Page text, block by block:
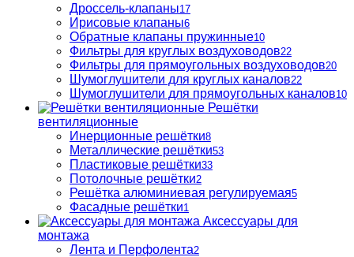
Дроссель-клапаны17
Ирисовые клапаны6
Обратные клапаны пружинные10
Фильтры для круглых воздуховодов22
Фильтры для прямоугольных воздуховодов20
Шумоглушители для круглых каналов22
Шумоглушители для прямоугольных каналов10
Решётки
вентиляционные
Инерционные решётки8
Металлические решётки53
Пластиковые решётки33
Потолочные решётки2
Решётка алюминиевая регулируемая5
Фасадные решётки1
Аксессуары для
монтажа
Лента и Перфолента2